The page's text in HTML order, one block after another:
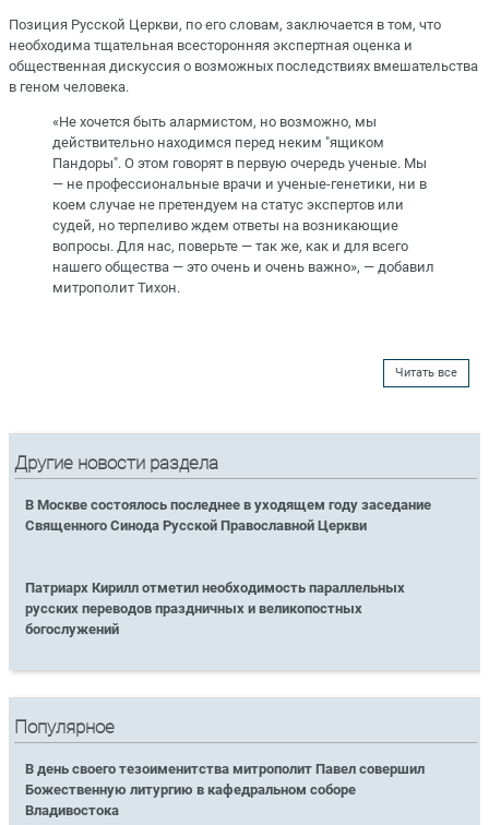
Позиция Русской Церкви, по его словам, заключается в том, что
необходима тщательная всесторонняя экспертная оценка и
общественная дискуссия о возможных последствиях вмешательства
в геном человека.
«Не хочется быть алармистом, но возможно, мы
действительно находимся перед неким "ящиком
Пандоры". О этом говорят в первую очередь ученые. Мы
— не профессиональные врачи и ученые-генетики, ни в
коем случае не претендуем на статус экспертов или
судей, но терпеливо ждем ответы на возникающие
вопросы. Для нас, поверьте — так же, как и для всего
нашего общества — это очень и очень важно», — добавил
митрополит Тихон.
Читать все
Другие новости раздела
В Москве состоялось последнее в уходящем году заседание
Священного Синода Русской Православной Церкви
Патриарх Кирилл отметил необходимость параллельных
русских переводов праздничных и великопостных
богослужений
Популярное
В день своего тезоименитства митрополит Павел совершил
Божественную литургию в кафедральном соборе
Владивостока